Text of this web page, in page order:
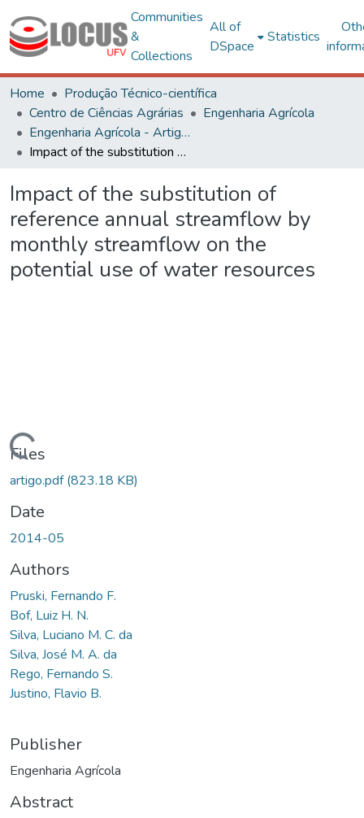
Communities
&
Collections
All of
DSpace
Statistics
Home
Produção Técnico-científica
Centro de Ciências Agrárias
Engenharia Agrícola
Engenharia Agrícola - Artigos
Impact of the substitution of reference annual streamflow by monthly streamflow on the potential use of water resources
Impact of the substitution of
reference annual streamflow by
monthly streamflow on the
potential use of water resources
Files
artigo.pdf(823.18 KB)
Date
2014-05
Authors
Pruski, Fernando F.
Bof, Luiz H. N.
Silva, Luciano M. C. da
Silva, José M. A. da
Rego, Fernando S.
Justino, Flavio B.
Publisher
Engenharia Agrícola
Abstract